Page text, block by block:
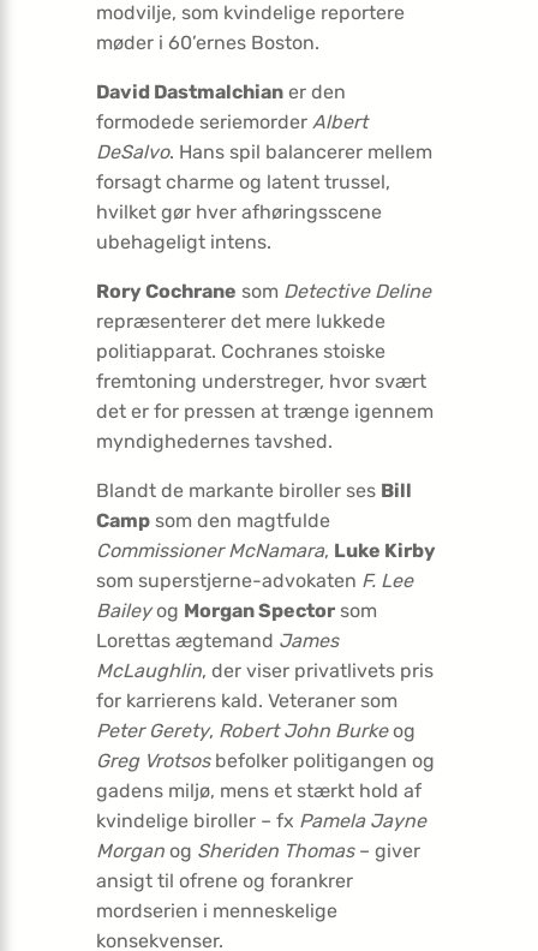
modvilje, som kvindelige reportere
møder i 60’ernes Boston.
David Dastmalchian er den
formodede seriemorder Albert
DeSalvo. Hans spil balancerer mellem
forsagt charme og latent trussel,
hvilket gør hver afhøringsscene
ubehageligt intens.
Rory Cochrane som Detective Deline
repræsenterer det mere lukkede
politiapparat. Cochranes stoiske
fremtoning understreger, hvor svært
det er for pressen at trænge igennem
myndighedernes tavshed.
Blandt de markante biroller ses Bill
Camp som den magtfulde
Commissioner McNamara, Luke Kirby
som superstjerne-advokaten F. Lee
Baileyog Morgan Spector som
Lorettas ægtemand James
McLaughlin, der viser privatlivets pris
for karrierens kald. Veteraner som
Peter Gerety, Robert John Burkeog
Greg Vrotsosbefolker politigangen og
gadens miljø, mens et stærkt hold af
kvindelige biroller – fx Pamela Jayne
Morgan og Sheriden Thomas– giver
ansigt til ofrene og forankrer
mordserien i menneskelige
konsekvenser.